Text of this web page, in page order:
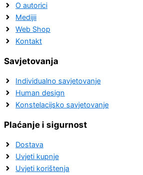
O autorici
Medijii
Web Shop
Kontakt
Savjetovanja
Individualno savjetovanje
Human design
Konstelacijsko savjetovanje
Plaćanje i sigurnost
Dostava
Uvjeti kupnje
Uvjeti korištenja